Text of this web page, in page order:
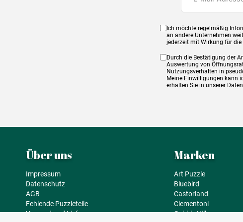
Ich möchte regelmäßig
an andere Unternehmen
jederzeit mit Wirkung für die
Durch die Bestätigung der
Auswertung von
Nutzungsverhalten in
Meine Einwilligungen kann
erhalten Sie in unserer
Über uns
Impressum
Datenschutz
AGB
Fehlende Puzzleteile
Versand und Lieferung
Marken
Art Puzzle
Bluebird
Castorland
Clementoni
Cobble Hill